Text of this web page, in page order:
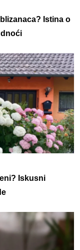
Istina o
Iskusni